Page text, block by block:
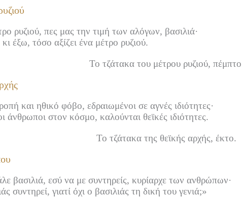
ρυζιού, πες μας την τιμή των αλόγων, βασιλιά·
έξω, τόσο αξίζει ένα μέτρο ρυζιού.
Το τζάτακα του μέτρου ρυζιού,
και ηθικό φόβο, εδραιωμένοι σε αγνές ιδιότητες·
άνθρωποι στον κόσμο, καλούνται θεϊκές ιδιότητες.
Το τζάτακα της θεϊκής αρχής, έκτο.
βασιλιά, εσύ να με συντηρείς, κυρίαρχε των ανθρώπων·
συντηρεί, γιατί όχι ο βασιλιάς τη δική του γενιά;»